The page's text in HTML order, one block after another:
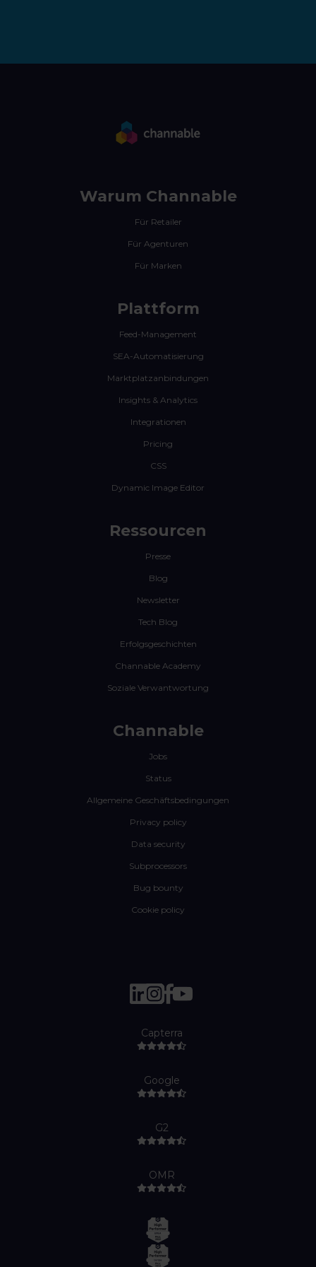
Warum Channable
Für Retailer
Für Agenturen
Für Marken
Plattform
Feed-Management
SEA-Automatisierung
Marktplatzanbindungen
Insights & Analytics
Integrationen
Pricing
CSS
Dynamic Image Editor
Ressourcen
Presse
Blog
Newsletter
Tech Blog
Erfolgsgeschichten
Channable Academy
Soziale Verwantwortung
Channable
Jobs
Status
Allgemeine Geschäftsbedingungen
Privacy policy
Data security
Subprocessors
Bug bounty
Cookie policy
Capterra
Google
G2
OMR